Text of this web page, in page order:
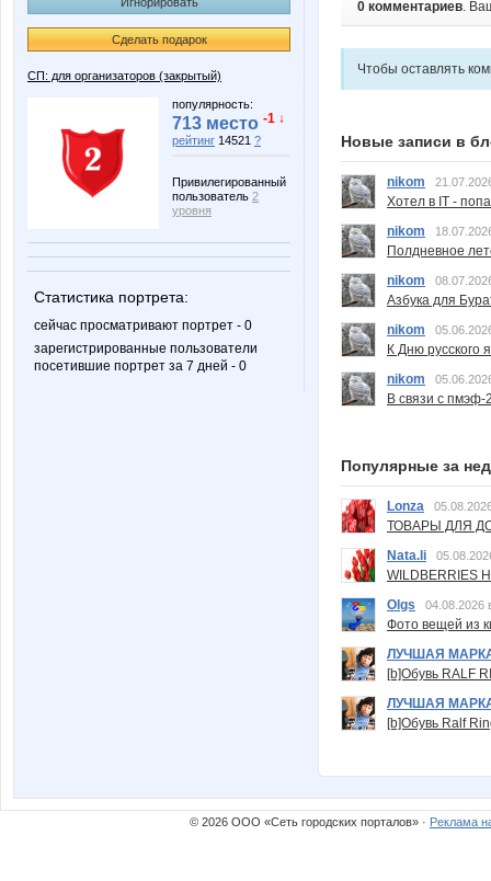
Сделать подарок
СП: для организаторов (закрытый)
популярность:
713 место -1 ↓
рейтинг 14521 ?
Привилегированный
пользователь 2
уровня
Статистика портрета:
сейчас просматривают портрет - 0
зарегистрированные пользователи
посетившие портрет за 7 дней - 0
0 комментариев.
Чтобы оставлять
Новые записи в
nikom
Хотел в IT -
nikom
Полдневное
nikom
Азбука для
nikom
К Дню русского
nikom
В связи с пмэф-
Популярные за
Lonza
ТОВАРЫ ДЛЯ
Nata.li
Olgs
04.08.2026
Фото вещей из
ЛУЧШАЯ
[b]Обувь RALF
ЛУЧШАЯ
[b]Обувь Ralf
© 2026 ООО «Сеть городских порталов» · Реклама